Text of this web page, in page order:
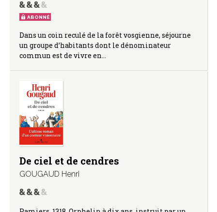
ABONNÉ
Dans un coin reculé de la forêt vosgienne, séjourne
un groupe d’habitants dont le dénominateur
commun est de vivre en…
De ciel et de cendres
GOUGAUD Henri